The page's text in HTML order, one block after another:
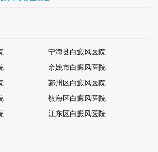
宁海县白癜风医院
余姚市白癜风医院
鄞州区白癜风医院
镇海区白癜风医院
江东区白癜风医院